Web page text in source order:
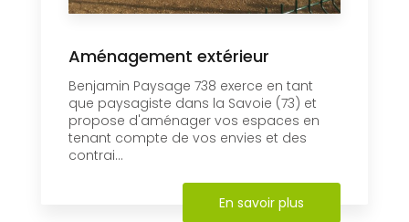
Aménagement extérieur
Benjamin Paysage 738 exerce en tant
que paysagiste dans la Savoie (73) et
propose d'aménager vos espaces en
tenant compte de vos envies et des
contrai...
En savoir plus